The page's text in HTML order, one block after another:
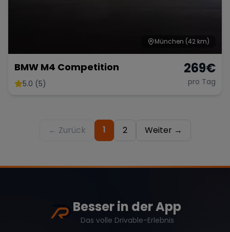
München (42 km)
BMW M4 Competition
5.0 (5)
269€
pro Tag
← Zurück 1 2 Weiter →
Besser in der App
Das volle Drivable-Erlebnis